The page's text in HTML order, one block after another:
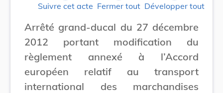
Suivre cet acte Fermer tout Développer tout
Arrêté grand-ducal du 27 décembre
2012 portant modification du
règlement annexé à l’Accord
européen relatif au transport
international des marchandises